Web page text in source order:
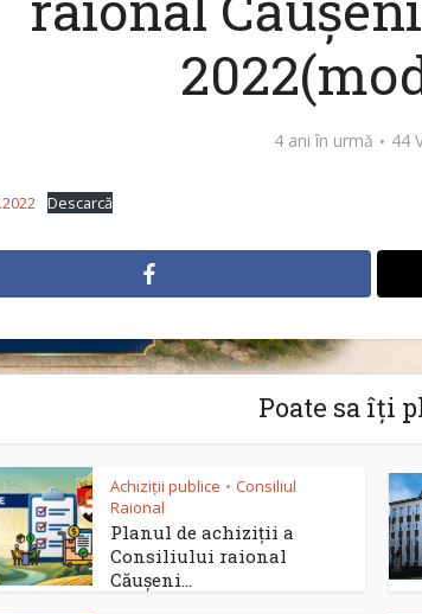
4 ani în urmă 44
Descarcă
Poate sa îți
Achiziții publice • Consiliul
Raional
Planul de achiziții a
Consiliului raional
Căușeni...